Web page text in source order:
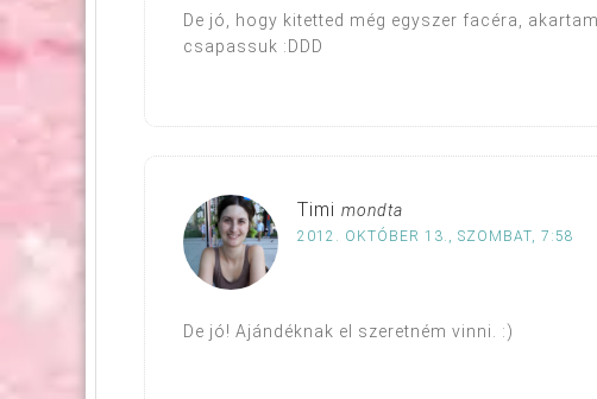
De jó, hogy kitetted még egyszer facéra,
csapassuk :DDD
Timi mondta
2012. OKTÓBER 13., SZOMBAT, 7:58
De jó! Ajándéknak el szeretném vinni. :)